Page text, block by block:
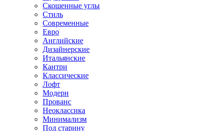
Скошенные углы
Стиль
Современные
Евро
Английские
Дизайнерские
Итальянские
Кантри
Классические
Лофт
Модерн
Прованс
Неоклассика
Минимализм
Под старину